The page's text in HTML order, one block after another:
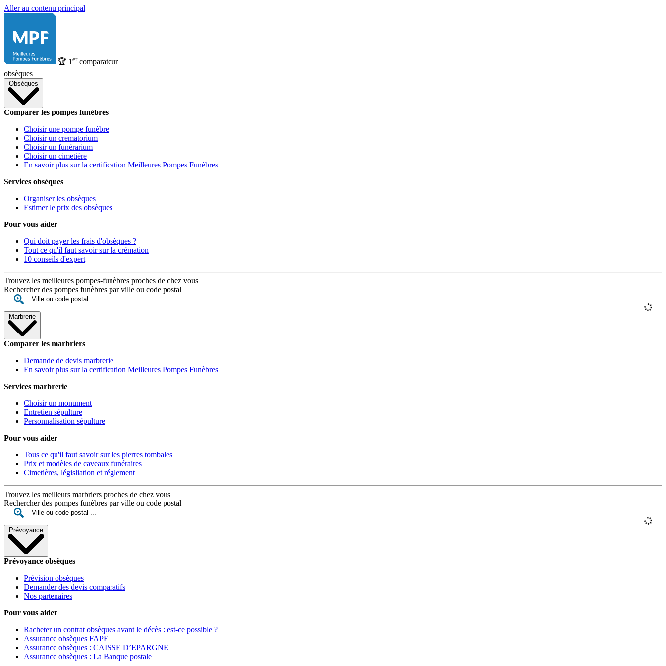
Aller au contenu principal
🏆 1 ercomparateur
obsèques
Obsèques
Comparer les pompes funèbres
Choisir une pompe funèbre
Choisir un crematorium
Choisir un funérarium
Choisir un cimetière
En savoir plus sur la certification Meilleures Pompes Funèbres
Services obsèques
Organiser les obsèques
Estimer le prix des obsèques
Pour vous aider
Qui doit payer les frais d'obsèques ?
Tout ce qu'il faut savoir sur la crémation
10 conseils d'expert
Trouvez les meilleures pompes-funèbres proches de chez vous
Rechercher des pompes funèbres par ville ou code postal
Marbrerie
Comparer les marbriers
Demande de devis marbrerie
En savoir plus sur la certification Meilleures Pompes Funèbres
Services marbrerie
Choisir un monument
Entretien sépulture
Personnalisation sépulture
Pour vous aider
Tous ce qu'il faut savoir sur les pierres tombales
Prix et modèles de caveaux funéraires
Cimetières, législiation et réglement
Trouvez les meilleurs marbriers proches de chez vous
Rechercher des pompes funèbres par ville ou code postal
Prévoyance
Prévoyance obsèques
Prévision obsèques
Demander des devis comparatifs
Nos partenaires
Pour vous aider
Racheter un contrat obsèques avant le décès : est-ce possible ?
Assurance obsèques FAPE
Assurance obsèques : CAISSE D’EPARGNE
Assurance obsèques : La Banque postale